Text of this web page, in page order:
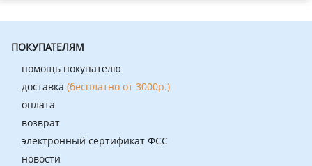
ПОКУПАТЕЛЯМ
помощь покупателю
доставка (бесплатно от 3000р.)
оплата
возврат
электронный сертификат ФСС
новости